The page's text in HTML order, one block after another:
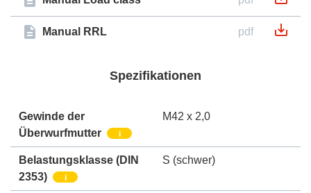
Manual RRL pdf
Spezifikationen
Gewinde der
Überwurfmutter
i
M42 x 2,0
Belastungsklasse (DIN
2353)
i
S (schwer)